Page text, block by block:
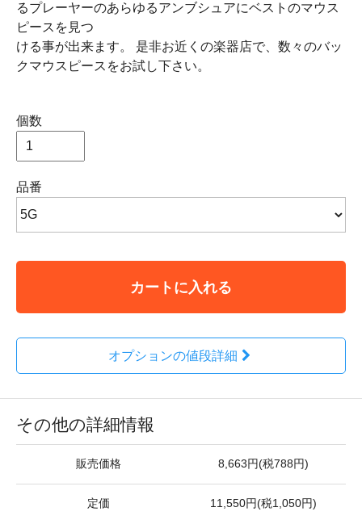
るプレーヤーのあらゆるアンブシュアにベストのマウス
ピースを見つ
ける事が出来ます。 是非お近くの楽器店で、数々のバッ
クマウスピースをお試し下さい。
個数
品番
カートに入れる
オプションの値段詳細
その他の詳細情報
販売価格 8,663円(税788円)
定価 11,550円(税1,050円)